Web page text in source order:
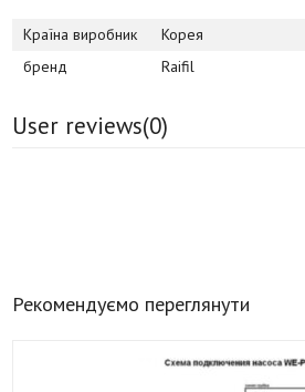
Країна виробник
Корея
бренд
Raifil
User reviews(0)
Рекомендуємо переглянути